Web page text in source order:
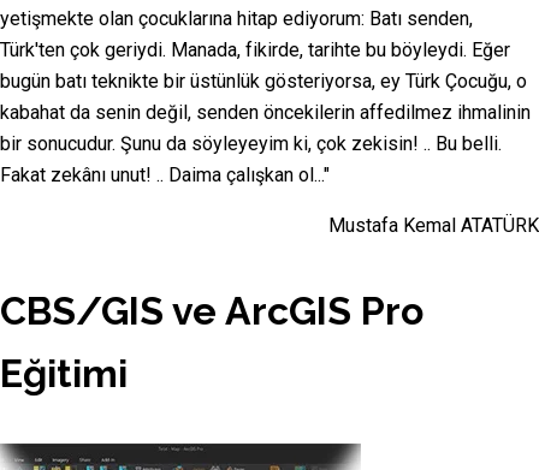
yetişmekte olan çocuklarına hitap ediyorum: Batı senden,
Türk'ten çok geriydi. Manada, fikirde, tarihte bu böyleydi. Eğer
bugün batı teknikte bir üstünlük gösteriyorsa, ey Türk Çocuğu, o
kabahat da senin değil, senden öncekilerin affedilmez ihmalinin
bir sonucudur. Şunu da söyleyeyim ki, çok zekisin! .. Bu belli.
Fakat zekânı unut! .. Daima çalışkan ol..."
Mustafa Kemal ATATÜRK
CBS/GIS ve ArcGIS Pro
Eğitimi